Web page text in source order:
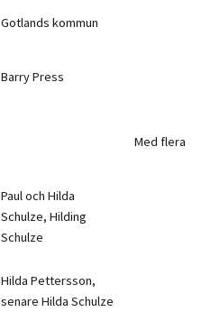
Gotlands kommun
Barry Press
Med flera
Paul och Hilda
Schulze, Hilding
Schulze
Hilda Pettersson,
senare Hilda Schulze